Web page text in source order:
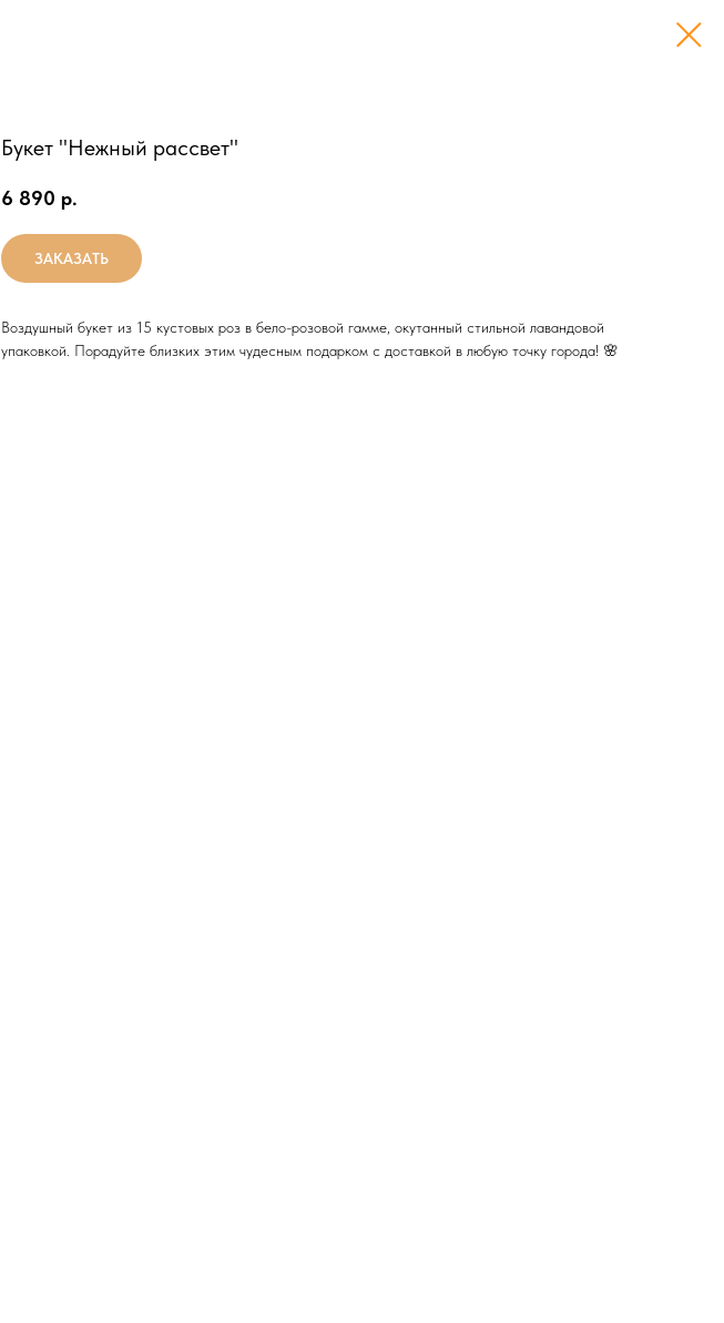
Букет "Нежный рассвет"
6 890 р.
ЗАКАЗАТЬ
Воздушный букет из 15 кустовых роз в бело-розовой гамме, окутанный стильной лавандовой
упаковкой. Порадуйте близких этим чудесным подарком с доставкой в любую точку города! 🌸